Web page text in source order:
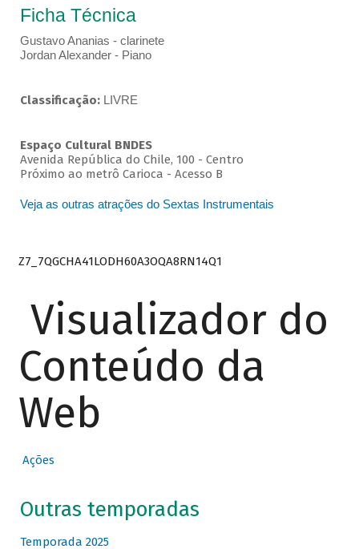
Ficha Técnica
Gustavo Ananias - clarinete
Jordan Alexander - Piano
Classificação: LIVRE
Espaço Cultural BNDES
Avenida República do Chile, 100 - Centro
Próximo ao metrô Carioca - Acesso B
Veja as outras atrações do Sextas Instrumentais
Z7_7QGCHA41LODH60A3OQA8RN14Q1
Visualizador do
Conteúdo da
Web
Ações
Outras temporadas
Temporada 2025